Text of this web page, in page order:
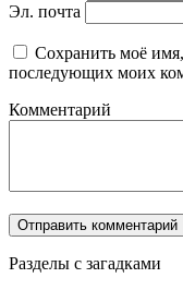
Эл. почта
Сохранить моё имя,
последующих моих
Комментарий
Разделы с загадками